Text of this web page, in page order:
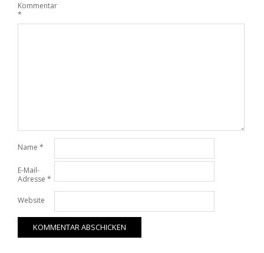
Kommentar
*
Name *
E-Mail-
Adresse *
Website